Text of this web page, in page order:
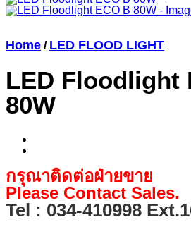
Home / LED FLOOD LIGHT
LED Floodlight
80W
กรุณาติดต่อฝ่ายขาย
Please Contact Sales.
Tel : 034-410998